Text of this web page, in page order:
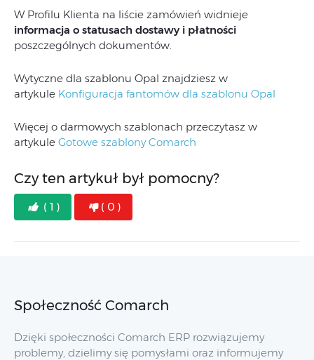
W Profilu Klienta na liście zamówień widnieje
informacja o statusach dostawy i płatności
poszczególnych dokumentów.
Wytyczne dla szablonu Opal znajdziesz w
artykule Konfiguracja fantomów dla szablonu Opal
Więcej o darmowych szablonach przeczytasz w
artykule Gotowe szablony Comarch
Czy ten artykuł był pomocny?
( 1 ) ( 0 )
Społeczność Comarch
Dzięki społeczności Comarch ERP rozwiązujemy
problemy, dzielimy się pomysłami oraz informujemy